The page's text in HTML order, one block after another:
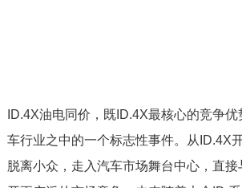
ID.4X油电同价，既ID.4X最核心的竞争
车行业之中的一个标志性事件。从ID.4X
脱离小众，走入汽车市场舞台中心，直